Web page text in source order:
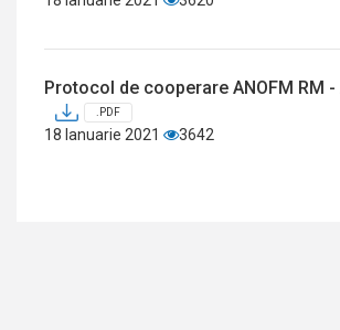
Protocol de cooperare ANOFM RM -
.PDF
18 Ianuarie 2021 3642